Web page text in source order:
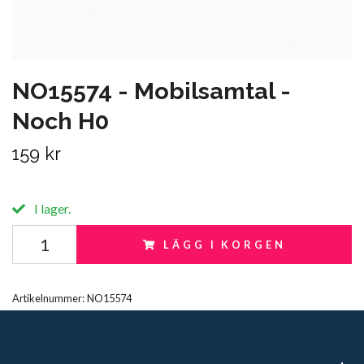
NO15574 - Mobilsamtal -
Noch H0
159 kr
I lager.
LÄGG I KORGEN
Artikelnummer:NO15574